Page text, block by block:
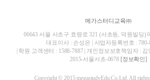
메가스터디교육㈜
06643 서울 서초구 효령로 321 (서초동, 덕원빌딩)
대표이사 : 손성은 | 사업자등록번호 : 780-
| 학원 고객센터 : 1588-7887 | 개인정보보호책임자 :
2015-서울서초-0678 [정보확인]
Copyright © 2015 megastudyEdu.Co.Ltd. All rights